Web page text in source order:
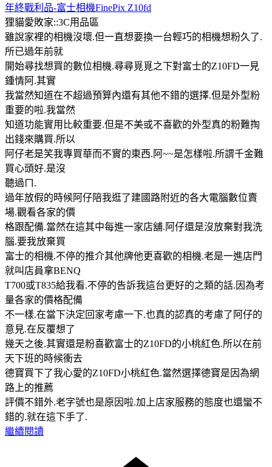
年終戰利品-富士相機FinePix Z10fd
狸貓愛敗家::3C用品區
雖說家裡的相機沒壞.但一直想要換一台輕巧的相機想粉久了.
所已過年前就
開始尋找想買的數位相機.尋尋覓覓之下對富士的Z10FD一見
鍾情阿.其實
我當然知道在不超過預算內還有其他不錯的選擇.但是外型粉
重要的啦.我當然
知道功能實用比較重要.但是不美或不喜歡的外型真的粉難掏
出錢來購買.所以
阿仔老是笑我專買華而不實的東西.阿~~是怎樣啦.所謂千金難
買心頭好.是沒
聽過ㄇ .
過年放假的時候阿仔陪我逛了建國路附近的各大電腦數位賣
場.觀看各家的價
格跟配備.當然在這其中每進一家店舖.阿仔還是沒放棄對我洗
腦.要我放棄買
富士的相機.不停的推介其他牌他更喜歡的相機.老是一進店門
就叫店員拿BENQ
T700或T835給我看.不停的告訴我這台更好的之類的話.因為考
量各家的價格配備
不一樣.在當下決定回家考慮一下.也真的認真的考慮了阿仔的
意見.在反覆想了
幾天之後.其實還是粉喜歡富士的Z10FD的小桃紅色.所以在前
天下班的時候衝去
德寶買下了我心愛的Z10FD小桃紅色.當然選擇德寶是因為網
路上的推薦
評價不錯外.老字號也是原因啦.加上店家服務的態度也還蠻不
錯的.就在這下手了.
繼續閱讀